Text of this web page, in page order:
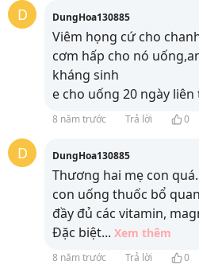
D DungHoa130885
Viêm họng cứ cho
cơm hấp cho nó
kháng sinh
e cho uống 20 ngày
8 năm trước Trả lời 0
D DungHoa130885
Thương hai mẹ con
con uống thuốc bổ
đầy đủ các vitamin,
Đặc biệt... Xem thêm
8 năm trước Trả lời 0